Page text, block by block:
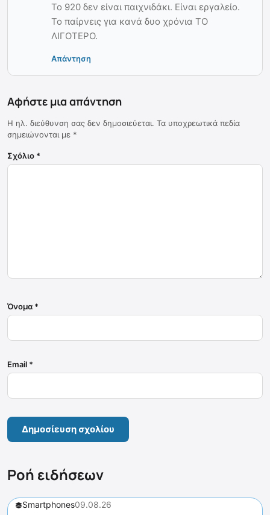
Το 920 δεν είναι παιχνιδάκι. Είναι εργαλείο.
Το παίρνεις για κανά δυο χρόνια ΤΟ
ΛΙΓΟΤΕΡΟ.
Απάντηση
Αφήστε μια απάντηση
Η ηλ. διεύθυνση σας δεν δημοσιεύεται. Τα υποχρεωτικά πεδία
σημειώνονται με *
Σχόλιο *
Όνομα *
Email *
Ροή ειδήσεων
Smartphones09.08.26